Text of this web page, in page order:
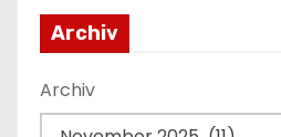
Archiv
Archiv